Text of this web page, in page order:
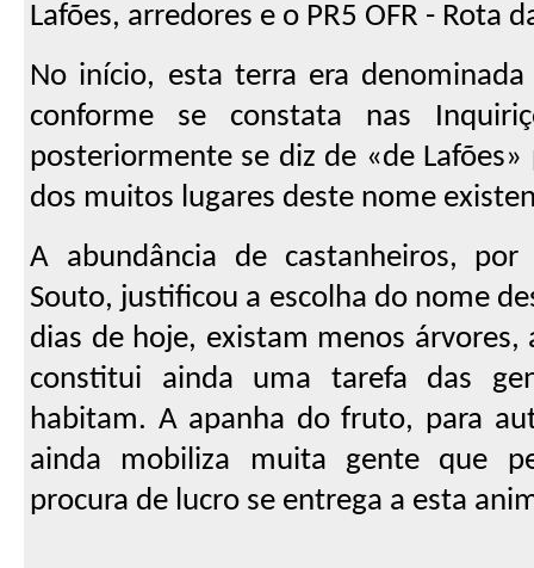
Lafões, arredores e o PR5 OFR - Rota
No início, esta terra era
conforme se constata nas
posteriormente se diz de «de
dos muitos lugares deste nome
A abundância de castanheiros,
Souto, justificou a escolha do nome
dias de hoje, existam menos árvores,
constitui ainda uma tarefa das
habitam. A apanha do fruto, para
ainda mobiliza muita gente que
procura de lucro se entrega a esta